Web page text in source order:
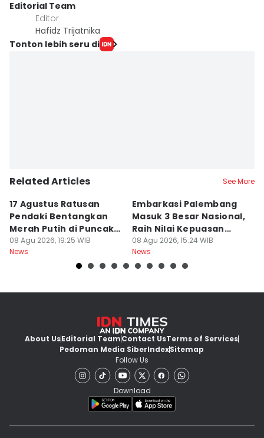
Editorial Team
Editor
Hafidz Trijatnika
Tonton lebih seru di
Related Articles See More
17 Agustus Ratusan
Pendaki Bentangkan
Merah Putih di Puncak
Dempo
08 Agu 2026, 19:25 WIB
News
Embarkasi Palembang
Masuk 3 Besar Nasional,
Raih Nilai Kepuasan
86,65
08 Agu 2026, 15:24 WIB
News
About UsEditorial TeamContact UsTerms of Services
Pedoman Media SiberIndexSitemap
Follow Us
Download